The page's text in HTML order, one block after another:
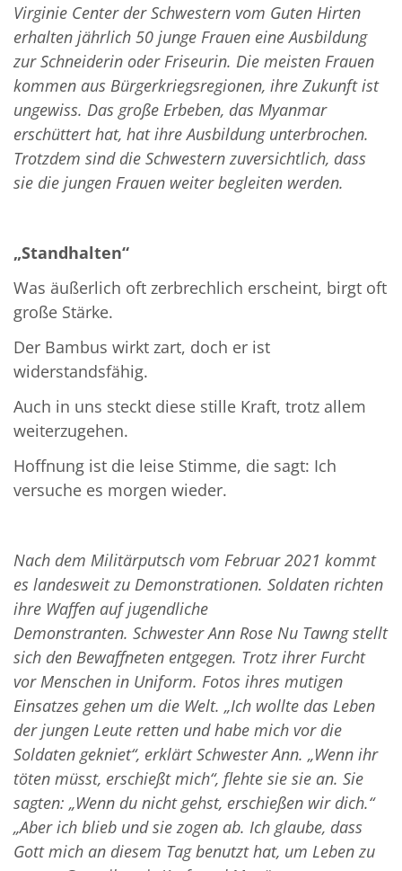
Virginie Center der Schwestern vom Guten Hirten
erhalten jährlich 50 junge Frauen eine Ausbildung
zur Schneiderin oder Friseurin. Die meisten Frauen
kommen aus Bürgerkriegsregionen, ihre Zukunft ist
ungewiss. Das große Erbeben, das Myanmar
erschüttert hat, hat ihre Ausbildung unterbrochen.
Trotzdem sind die Schwestern zuversichtlich, dass
sie die jungen Frauen weiter begleiten werden.
„Standhalten“
Was äußerlich oft zerbrechlich erscheint, birgt oft
große Stärke.
Der Bambus wirkt zart, doch er ist
widerstandsfähig.
Auch in uns steckt diese stille Kraft, trotz allem
weiterzugehen.
Hoffnung ist die leise Stimme, die sagt: Ich
versuche es morgen wieder.
Nach dem Militärputsch vom Februar 2021 kommt
es landesweit zu Demonstrationen. Soldaten richten
ihre Waffen auf jugendliche
Demonstranten. Schwester Ann Rose Nu Tawng stellt
sich den Bewaffneten entgegen. Trotz ihrer Furcht
vor Menschen in Uniform. Fotos ihres mutigen
Einsatzes gehen um die Welt. „Ich wollte das Leben
der jungen Leute retten und habe mich vor die
Soldaten gekniet“, erklärt Schwester Ann. „Wenn ihr
töten müsst, erschießt mich“, flehte sie sie an. Sie
sagten: „Wenn du nicht gehst, erschießen wir dich.“
„Aber ich blieb und sie zogen ab. Ich glaube, dass
Gott mich an diesem Tag benutzt hat, um Leben zu